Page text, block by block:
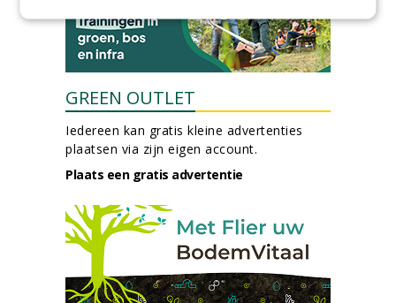
GREEN OUTLET
Iedereen kan gratis kleine advertenties
plaatsen via zijn eigen account.
Plaats een gratis advertentie